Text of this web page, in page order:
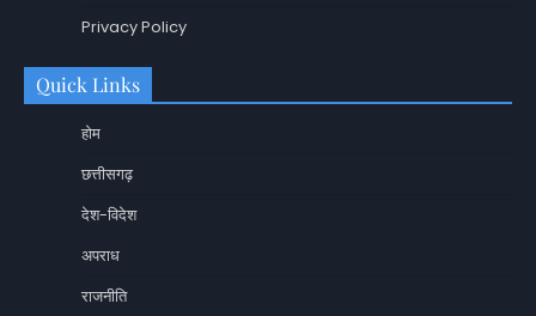
Privacy Policy
Quick Links
होम
छत्तीसगढ़
देश-विदेश
अपराध
राजनीति